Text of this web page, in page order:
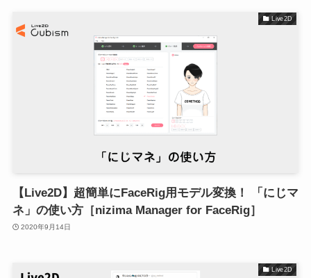
Live2D
【Live2D】超簡単にFaceRig用モデル変換！ 「にじマ
ネ」の使い方［nizima Manager for FaceRig］
2020年9月14日
Live2D